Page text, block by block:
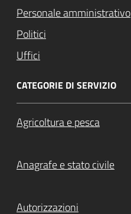
Personale amministrativo
Politici
Uffici
CATEGORIE DI SERVIZIO
Agricoltura e pesca
Anagrafe e stato civile
Autorizzazioni